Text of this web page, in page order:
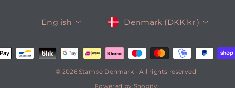
LANGUAGE
English CURRENCY
Denmark (DKK kr.)
© 2026 Stampe Denmark - All rights reserved
Powered by Shopify